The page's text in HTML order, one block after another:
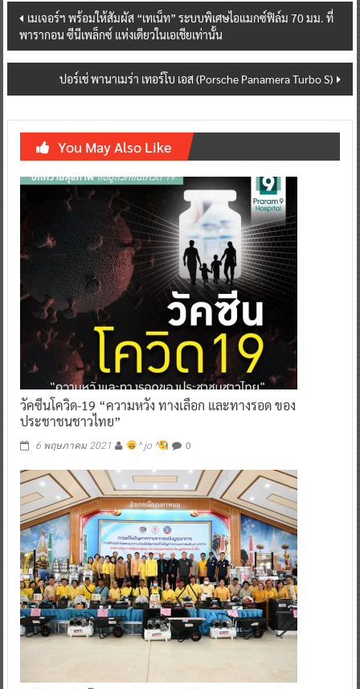
Post
navigation
เมเจอร์ฯ พร้อมให้สัมผัส “เทเน็ท” ระบบพิเศษไอแมกซ์ฟิล์ม 70 มม. ที่
พารากอน ซีนีเพล็กซ์ แห่งเดียวในเอเชียเท่านั้น
ปอร์เช่ พานาเมร่า เทอร์โบ เอส (Porsche Panamera Turbo S)
You May Also Like
วัคซีนโควิด-19 “ความหวัง ทางเลือก และทางรอด ของ
ประชาชนชาวไทย”
6 พฤษภาคม 2021 ^ jo ^ 0